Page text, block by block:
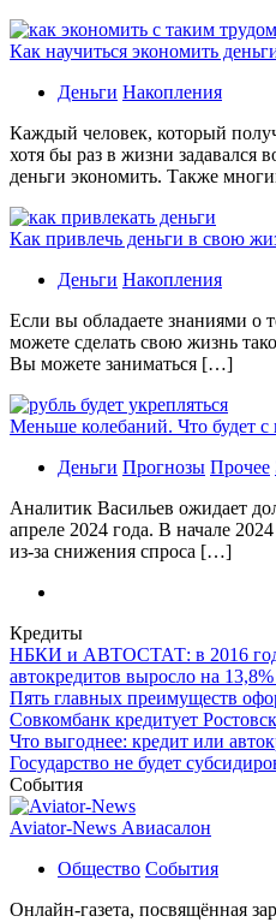
Как научиться экономить
Деньги Накопления
Каждый человек, который
хотя бы раз в жизни задавался
деньги экономить. Также
Как привлечь деньги в свою
Деньги Накопления
Если вы обладаете знаниями о
можете сделать свою жизнь
Вы можете заниматься […]
Меньше колебаний. Что будет с
Деньги Прогнозы Прочее
Аналитик Васильев ожидает
апреле 2024 года. В начале
из-за снижения спроса […]
Кредиты
НБКИ и АВТОСТАТ: в 2016
автокредитов выросло на
Пять главных преимуществ
Совкомбанк кредитует
Что выгоднее: кредит или
Государство не будет
События
Aviator-News Авиасалон
Общество События
Онлайн-газета, посвящённая